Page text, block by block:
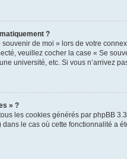
?
de moi » lors de votre
veuillez cocher la case « Se
université, etc. Si vous n’arrivez
» ?
les cookies générés par phpBB
dans le cas où cette fonctionnalité a